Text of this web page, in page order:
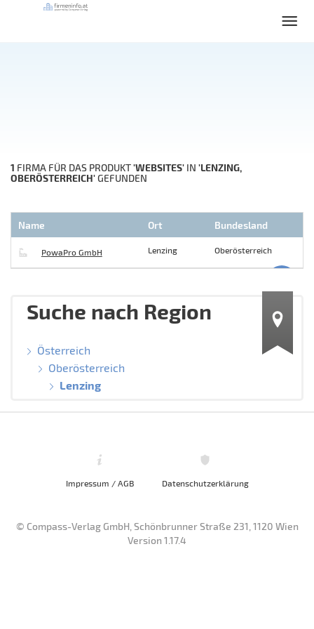
1 FIRMA FÜR DAS PRODUKT'WEBSITES' IN 'LENZING,
OBERÖSTERREICH'GEFUNDEN
Name Ort Bundesland
PowaPro GmbH Lenzing Oberösterreich
Suche nach Region
Österreich
Oberösterreich
Lenzing
Impressum / AGB Datenschutzerklärung
© Compass-Verlag GmbH, Schönbrunner Straße 231, 1120 Wien
Version 1.17.4